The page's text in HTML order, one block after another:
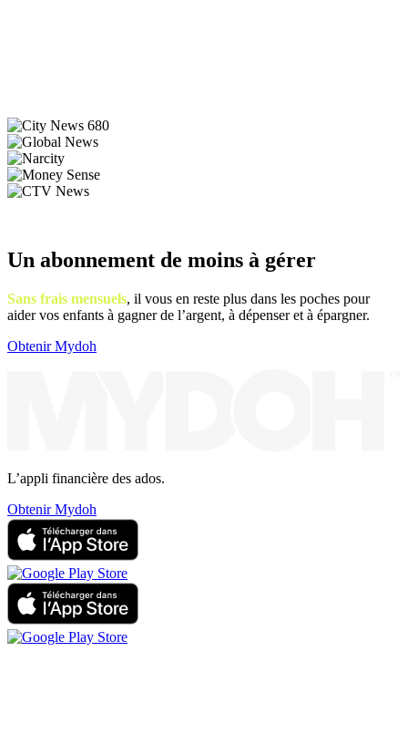
Un abonnement de moins à gérer
Sans frais mensuels, il vous en reste plus dans les poches pour
aider vos enfants à gagner de l’argent, à dépenser et à épargner.
Obtenir Mydoh
L’appli financière des ados.
Obtenir Mydoh